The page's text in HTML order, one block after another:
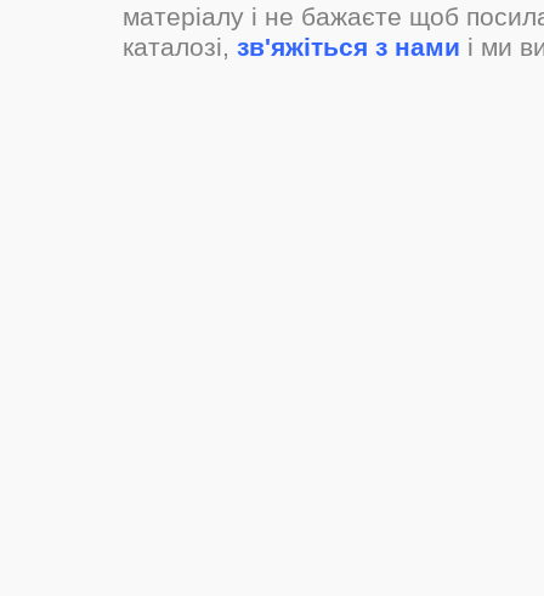
матеріалу і не бажаєте щоб
каталозі, зв'яжіться з нами і ми